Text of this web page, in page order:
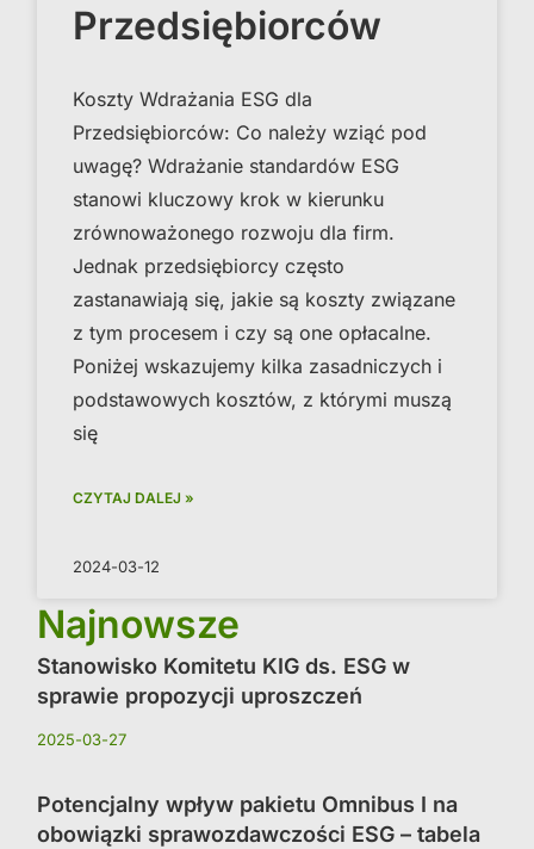
Przedsiębiorców
Koszty Wdrażania ESG dla
Przedsiębiorców: Co należy wziąć pod
uwagę? Wdrażanie standardów ESG
stanowi kluczowy krok w kierunku
zrównoważonego rozwoju dla firm.
Jednak przedsiębiorcy często
zastanawiają się, jakie są koszty związane
z tym procesem i czy są one opłacalne.
Poniżej wskazujemy kilka zasadniczych i
podstawowych kosztów, z którymi muszą
się
CZYTAJ DALEJ »
2024-03-12
Najnowsze
Stanowisko Komitetu KIG ds. ESG w
sprawie propozycji uproszczeń
2025-03-27
Potencjalny wpływ pakietu Omnibus I na
obowiązki sprawozdawczości ESG – tabela